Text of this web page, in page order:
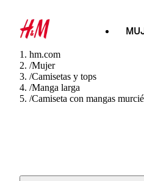
hm.com
/Mujer
/Camisetas y tops
/Manga larga
/Camiseta con mangas